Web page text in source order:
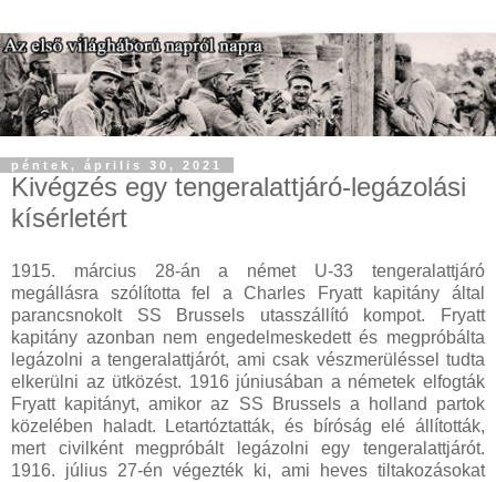
péntek, április 30, 2021
Kivégzés egy tengeralattjáró-legázolási
kísérletért
1915. március 28-án a német U-33 tengeralattjáró
megállásra szólította fel a Charles Fryatt kapitány által
parancsnokolt SS Brussels utasszállító kompot. Fryatt
kapitány azonban nem engedelmeskedett és megpróbálta
legázolni a tengeralattjárót, ami csak vészmerüléssel tudta
elkerülni az ütközést. 1916 júniusában a németek elfogták
Fryatt kapitányt, amikor az SS Brussels a holland partok
közelében haladt. Letartóztatták, és bíróság elé állították,
mert civilként megpróbált legázolni egy tengeralattjárót.
1916. július 27-én végezték ki, ami heves tiltakozásokat